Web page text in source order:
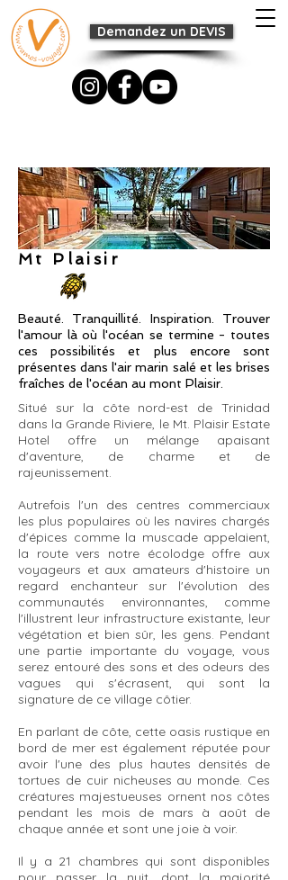
Demandez un DEVIS
Mt Plaisir
Beauté. Tranquillité. Inspiration. Trouver
l'amour là où l'océan se termine - toutes
ces possibilités et plus encore sont
présentes dans l'air marin salé et les brises
fraîches de l'océan au mont Plaisir.
Situé sur la côte nord-est de Trinidad
dans la Grande Riviere, le Mt. Plaisir Estate
Hotel offre un mélange apaisant
d'aventure, de charme et de
rajeunissement.
Autrefois l'un des centres commerciaux
les plus populaires où les navires chargés
d'épices comme la muscade appelaient,
la route vers notre écolodge offre aux
voyageurs et aux amateurs d'histoire un
regard enchanteur sur l'évolution des
communautés environnantes, comme
l'illustrent leur infrastructure existante, leur
végétation et bien sûr, les gens. Pendant
une partie importante du voyage, vous
serez entouré des sons et des odeurs des
vagues qui s'écrasent, qui sont la
signature de ce village côtier.
En parlant de côte, cette oasis rustique en
bord de mer est également réputée pour
avoir l'une des plus hautes densités de
tortues de cuir nicheuses au monde. Ces
créatures majestueuses ornent nos côtes
pendant les mois de mars à août de
chaque année et sont une joie à voir.
Il y a 21 chambres qui sont disponibles